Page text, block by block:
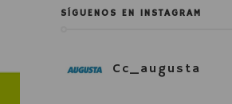
SÍGUENOS EN INSTAGRAM
Cc_augusta